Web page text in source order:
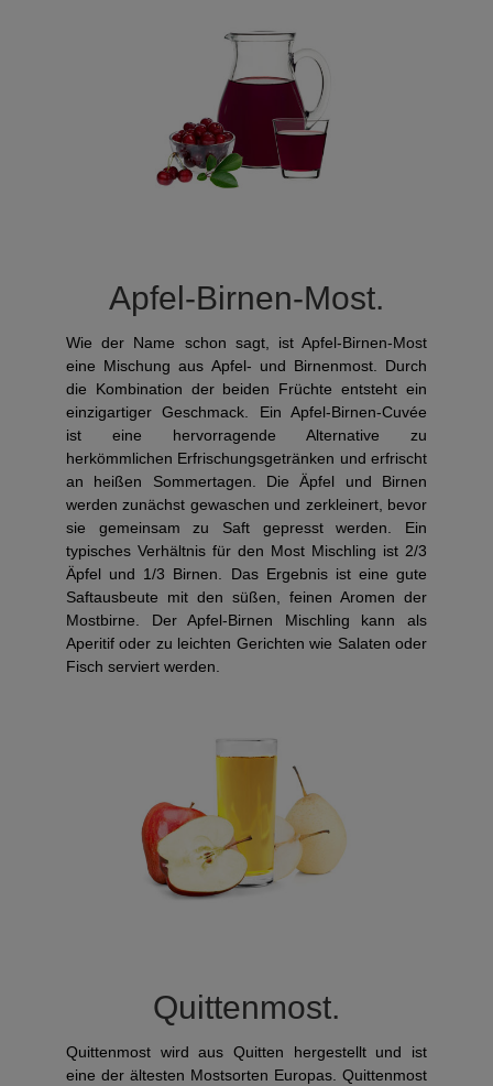
Apfel-Birnen-Most.
Wie der Name schon sagt, ist Apfel-Birnen-Most
eine Mischung aus Apfel- und Birnenmost. Durch
die Kombination der beiden Früchte entsteht ein
einzigartiger Geschmack. Ein Apfel-Birnen-Cuvée
ist eine hervorragende Alternative zu
herkömmlichen Erfrischungsgetränken und erfrischt
an heißen Sommertagen. Die Äpfel und Birnen
werden zunächst gewaschen und zerkleinert, bevor
sie gemeinsam zu Saft gepresst werden. Ein
typisches Verhältnis für den Most Mischling ist 2/3
Äpfel und 1/3 Birnen. Das Ergebnis ist eine gute
Saftausbeute mit den süßen, feinen Aromen der
Mostbirne. Der Apfel-Birnen Mischling kann als
Aperitif oder zu leichten Gerichten wie Salaten oder
Fisch serviert werden.
Quittenmost.
Quittenmost wird aus Quitten hergestellt und ist
eine der ältesten Mostsorten Europas. Quittenmost